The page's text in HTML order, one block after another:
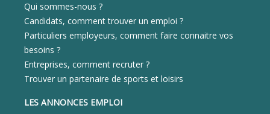
Qui sommes-nous ?
Candidats, comment trouver un emploi ?
Particuliers employeurs, comment faire connaitre vos
besoins ?
Entreprises, comment recruter ?
Trouver un partenaire de sports et loisirs
LES ANNONCES EMPLOI